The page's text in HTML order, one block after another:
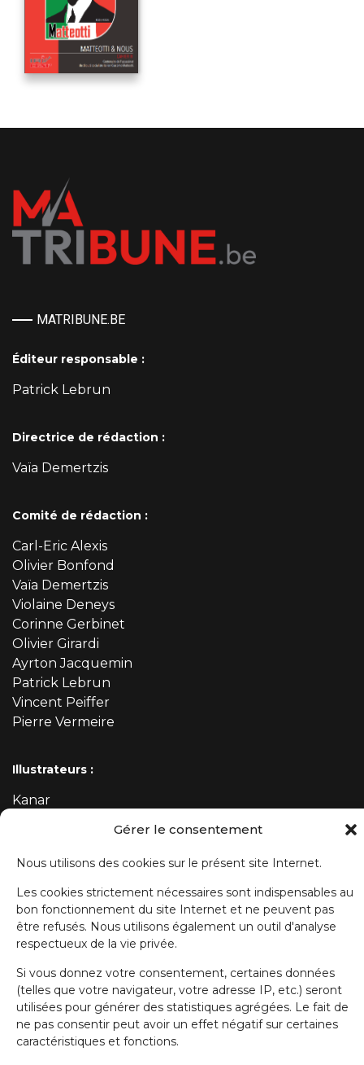
Gérer le consentement
Nous utilisons des cookies sur le présent site Internet.
Les cookies strictement nécessaires sont indispensables au
bon fonctionnement du site Internet et ne peuvent pas
être refusés. Nous utilisons également un outil d'analyse
respectueux de la vie privée.
Si vous donnez votre consentement, certaines données
(telles que votre navigateur, votre adresse IP, etc.) seront
utilisées pour générer des statistiques agrégées. Le fait de
ne pas consentir peut avoir un effet négatif sur certaines
caractéristiques et fonctions.
MATRIBUNE.BE
Éditeur responsable :
Patrick Lebrun
Directrice de rédaction :
Vaïa Demertzis
Comité de rédaction :
Carl-Eric Alexis
Olivier Bonfond
Vaïa Demertzis
Violaine Deneys
Corinne Gerbinet
Olivier Girardi
Ayrton Jacquemin
Patrick Lebrun
Vincent Peiffer
Pierre Vermeire
Illustrateurs :
Kanar
ABONNEZ-VOUS À NOTRE NEWSLETTER
Prénom
Nom de famille
E-mail